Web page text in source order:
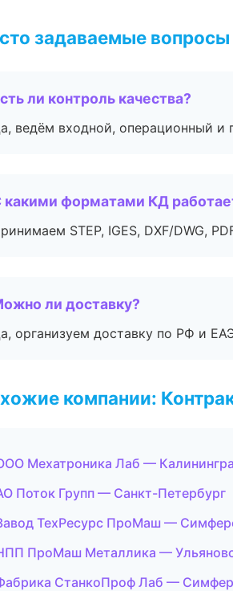
задаваемые вопросы
ли контроль качества?
ведём входной, операционный и
какими форматами КД
STEP, IGES, DXF/DWG,
ли доставку?
организуем доставку по РФ и
компании:
Мехатроника Лаб —
Поток Групп — Санкт-Петербург
ТехРесурс ПроМаш —
ПроМаш Металлика —
СтанкоПроф Лаб —